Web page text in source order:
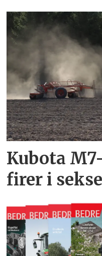
Kubota
firer i